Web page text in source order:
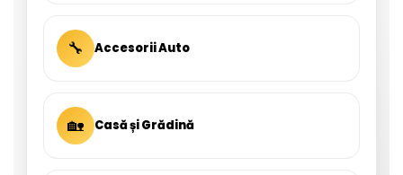
🔧 Accesorii Auto
🏡 Casă și Grădină